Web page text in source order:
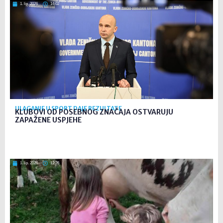
1. lip. 2026 14:02
ULAGANJE U SPORT DAJE REZULTATE
KLUBOVI OD POSEBNOG ZNAČAJA OSTVARUJU
ZAPAŽENE USPJEHE
1. lip. 2026 12:26